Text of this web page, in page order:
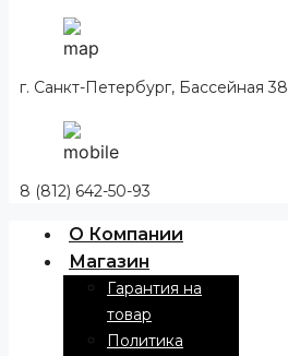
г. Санкт-Петербург, Бассейная 38
8 (812) 642-50-93
О Компании
Магазин
Гарантия на
товар
Политика